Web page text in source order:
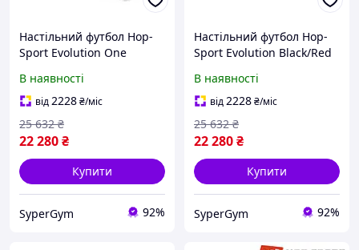
Настільний футбол Hop-
Sport Evolution One
В наявності
від2228₴/міс
22 280₴
25 632 ₴
Купити
SyperGym 92%
Настільний футбол Hop-
Sport Evolution Black/Red
В наявності
від2228₴/міс
22 280₴
25 632 ₴
Купити
SyperGym 92%